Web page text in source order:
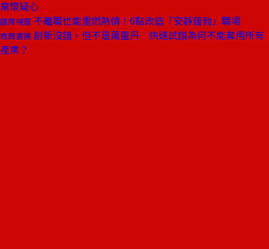
棄懷疑心
國際視窗 不離職也能重燃熱情！6點改造「安靜蓬勃」職場
商周書摘 創新沒錯，但不是萬靈丹 快速試錯為何不能套用所有
產業？